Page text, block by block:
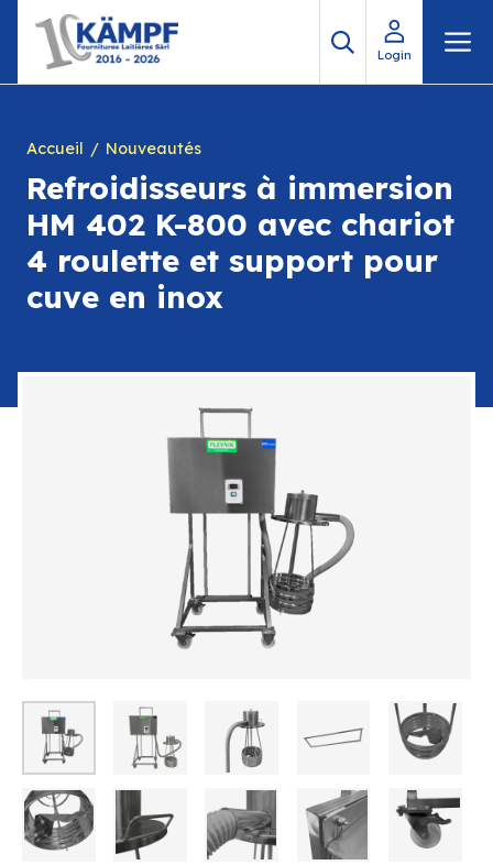
contenu
Login
Accueil Nouveautés
Refroidisseurs à immersion
HM 402 K-800 avec chariot
4 roulette et support pour
cuve en inox